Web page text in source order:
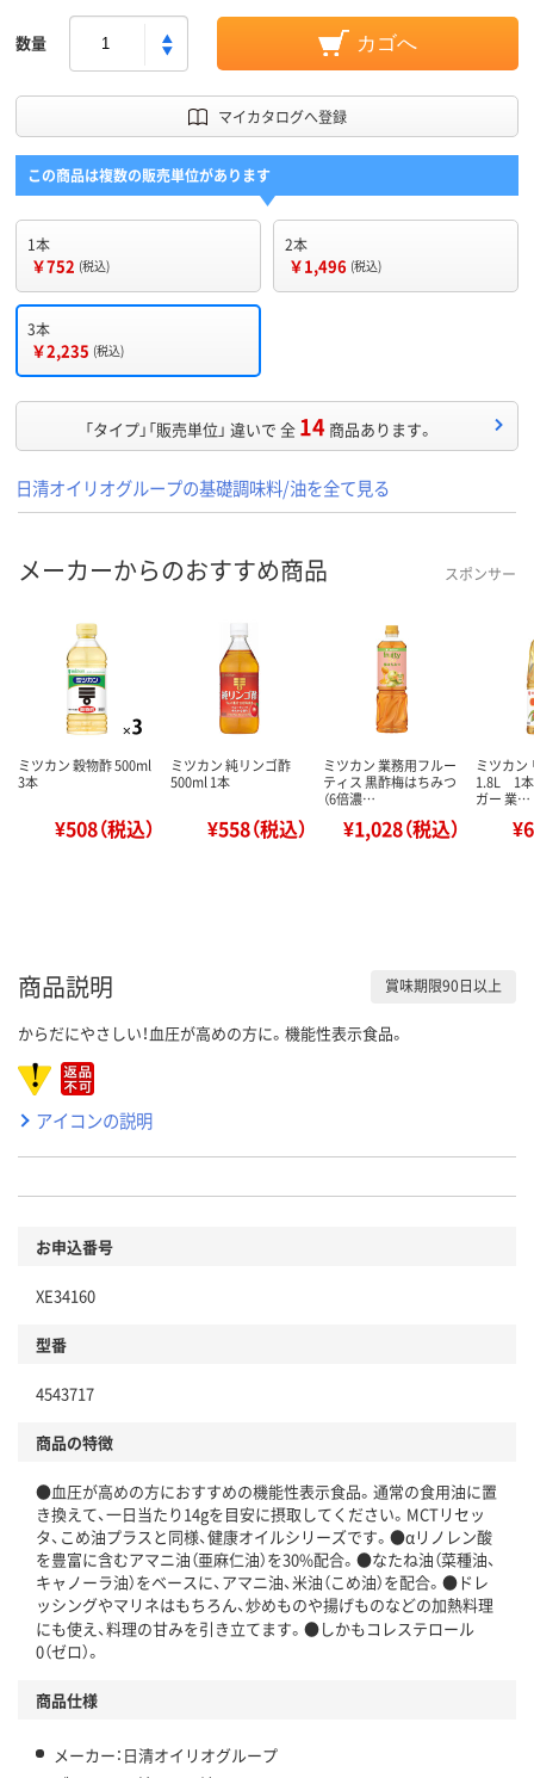
数量 カゴへ
マイカタログへ登録
この商品は複数の販売単位があります
1本
￥752 (税込)
2本
￥1,496 (税込)
3本
￥2,235 (税込)
「タイプ」「販売単位」 違いで 全 14 商品あります。
日清オイリオグループの基礎調味料/油を全て見る
メーカーからのおすすめ商品 スポンサー
ミツカン 穀物酢 500ml
3本
¥508（税込）
ミツカン 純リンゴ酢
500ml 1本
¥558（税込）
ミツカン 業務用フルー
ティス 黒酢梅はちみつ
（6倍濃…
¥1,028（税込）
ミツカン
1.8L 1
ガー 業…
商品説明 賞味期限90日以上
からだにやさしい！血圧が高めの方に。機能性表示食品。
アイコンの説明
お申込番号
XE34160
型番
4543717
商品の特徴
●血圧が高めの方におすすめの機能性表示食品。通常の食用油に置
き換えて、一日当たり14gを目安に摂取してください。MCTリセッ
タ、こめ油プラスと同様、健康オイルシリーズです。●αリノレン酸
を豊富に含むアマニ油（亜麻仁油）を30%配合。●なたね油（菜種油、
キャノーラ油）をベースに、アマニ油、米油（こめ油）を配合。●ドレ
ッシングやマリネはもちろん、炒めものや揚げものなどの加熱料理
にも使え、料理の甘みを引き立てます。●しかもコレステロール
0（ゼロ）。
商品仕様
メーカー：日清オイリオグループ